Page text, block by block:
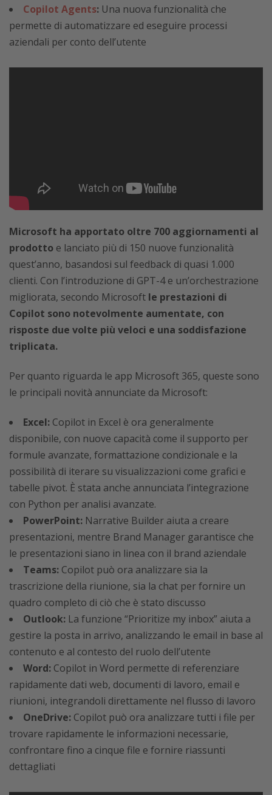
Copilot Agents: Una nuova funzionalità che
permette di automatizzare ed eseguire processi
aziendali per conto dell’utente
Microsoft ha apportato oltre 700 aggiornamenti al
prodotto e lanciato più di 150 nuove funzionalità
quest’anno, basandosi sul feedback di quasi 1.000
clienti. Con l’introduzione di GPT-4 e un’orchestrazione
migliorata, secondo Microsoft le prestazioni di
Copilot sono notevolmente aumentate, con
risposte due volte più veloci e una soddisfazione
triplicata.
Per quanto riguarda le app Microsoft 365, queste sono
le principali novità annunciate da Microsoft:
Excel: Copilot in Excel è ora generalmente
disponibile, con nuove capacità come il supporto per
formule avanzate, formattazione condizionale e la
possibilità di iterare su visualizzazioni come grafici e
tabelle pivot. È stata anche annunciata l’integrazione
con Python per analisi avanzate.
PowerPoint: Narrative Builder aiuta a creare
presentazioni, mentre Brand Manager garantisce che
le presentazioni siano in linea con il brand aziendale
Teams: Copilot può ora analizzare sia la
trascrizione della riunione, sia la chat per fornire un
quadro completo di ciò che è stato discusso
Outlook: La funzione “Prioritize my inbox” aiuta a
gestire la posta in arrivo, analizzando le email in base al
contenuto e al contesto del ruolo dell’utente
Word: Copilot in Word permette di referenziare
rapidamente dati web, documenti di lavoro, email e
riunioni, integrandoli direttamente nel flusso di lavoro
OneDrive: Copilot può ora analizzare tutti i file per
trovare rapidamente le informazioni necessarie,
confrontare fino a cinque file e fornire riassunti
dettagliati